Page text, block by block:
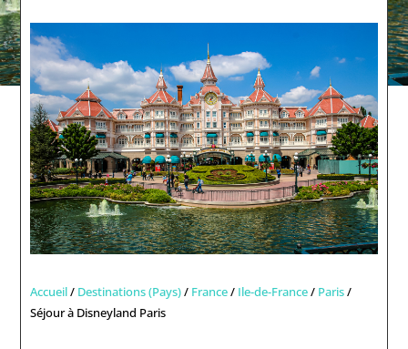
Accueil/ Destinations (Pays)/ France/ Ile-de-France/ Paris/
Séjour à Disneyland Paris